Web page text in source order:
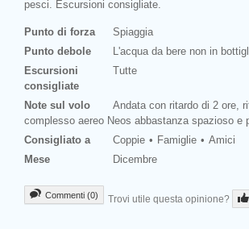
pesci. Escursioni consigliate.
Punto di forza
Spiaggia
Punto debole
L'acqua da bere non in
Escursioni
consigliate
Tutte
Note sul volo
Andata con ritardo di 2 ore,
complesso aereo Neos abbastanza spazioso e
Consigliato a
Coppie Famiglie
Amici
Mese
Dicembre
Commenti (0) Trovi utile questa opinione?